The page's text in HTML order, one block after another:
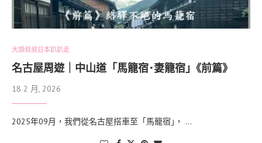
大頭叔叔日本趴趴走
名古屋周遊｜中山道「馬籠宿･妻籠宿｣《前篇》
18 2 月, 2026
2025年09月，我們從名古屋搭車至「馬籠宿｣， …